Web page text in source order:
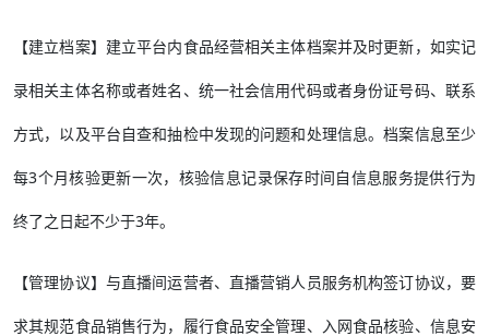
【建立档案】建立平台内食品经营相关主体档案并及时更新，如实记
录相关主体名称或者姓名、统一社会信用代码或者身份证号码、联系
方式，以及平台自查和抽检中发现的问题和处理信息。档案信息至少
每3个月核验更新一次，核验信息记录保存时间自信息服务提供行为
终了之日起不少于3年。
【管理协议】与直播间运营者、直播营销人员服务机构签订协议，要
求其规范食品销售行为，履行食品安全管理、入网食品核验、信息安